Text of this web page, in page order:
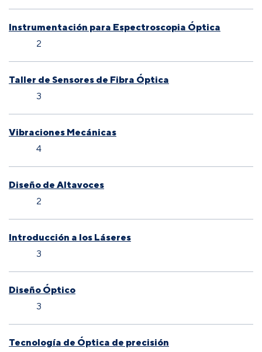
Instrumentación para Espectroscopia Óptica
2
Taller de Sensores de Fibra Óptica
3
Vibraciones Mecánicas
4
Diseño de Altavoces
2
Introducción a los Láseres
3
Diseño Óptico
3
Tecnología de Óptica de precisión